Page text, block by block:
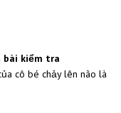
bài kiểm tra
cô bé chảy lên não là